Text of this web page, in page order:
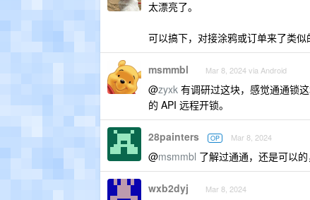
太漂亮了。
可以搞下，对接涂鸦或订单来了类似
msmmbl Mar 8, 2024 via Android
@zyxk 有调研过这块，感觉通通锁
的 API 远程开锁。
28painters OP Mar 8, 2024
@msmmbl 了解过通通，还是可以
wxb2dyj Mar 8, 2024